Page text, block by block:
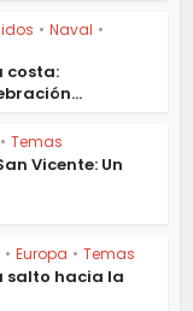
• Naval •
costa:
• Temas
Vicente: Un
• Europa • Temas
salto hacia la